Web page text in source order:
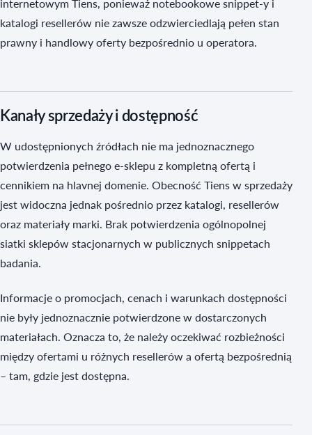
internetowym Tiens, ponieważ notebookowe snippet-y i
katalogi resellerów nie zawsze odzwierciedlają pełen stan
prawny i handlowy oferty bezpośrednio u operatora.
Kanały sprzedaży i dostępność
W udostępnionych źródłach nie ma jednoznacznego
potwierdzenia pełnego e-sklepu z kompletną ofertą i
cennikiem na hlavnej domenie. Obecność Tiens w sprzedaży
jest widoczna jednak pośrednio przez katalogi, resellerów
oraz materiały marki. Brak potwierdzenia ogólnopolnej
siatki sklepów stacjonarnych w publicznych snippetach
badania.
Informacje o promocjach, cenach i warunkach dostępności
nie były jednoznacznie potwierdzone w dostarczonych
materiałach. Oznacza to, że należy oczekiwać rozbieżności
między ofertami u różnych resellerów a ofertą bezpośrednią
– tam, gdzie jest dostępna.